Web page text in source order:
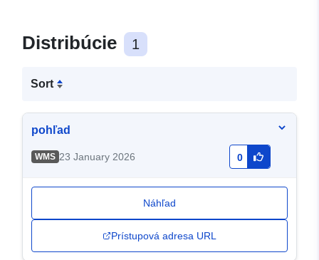
Distribúcie 1
Sort
pohľad
WMS 23 January 2026 0
Náhľad
Prístupová adresa URL